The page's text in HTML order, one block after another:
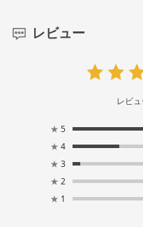
レビュー
レビュ
★ 5
★ 4
★ 3
★ 2
★ 1